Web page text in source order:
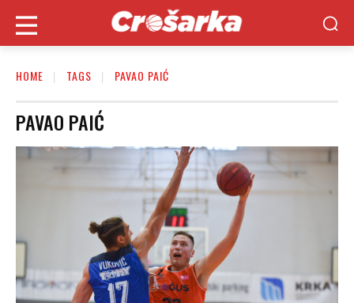
HOME TAGS PAVAO PAIĆ
PAVAO PAIĆ